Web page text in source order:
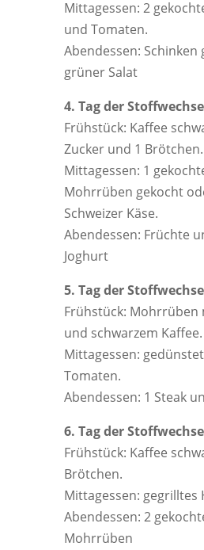
Mittagessen: 2
und Tomaten.
Abendessen: Schinken
grüner Salat
4. Tag der
Frühstück: Kaffee
Zucker und 1 Brötchen.
Mittagessen: 1
Mohrrüben gekocht
Schweizer Käse.
Abendessen: Früchte
Joghurt
5. Tag der
Frühstück: Mohrrüben
und schwarzem Kaffee.
Mittagessen:
Tomaten.
Abendessen: 1 Steak
6. Tag der
Frühstück: Kaffee
Brötchen.
Mittagessen: gegrilltes
Abendessen: 2
Mohrrüben